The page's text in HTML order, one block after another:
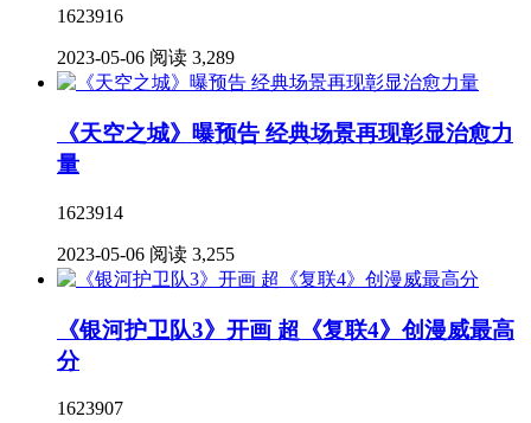
1623916
2023-05-06 阅读 3,289
《天空之城》曝预告 经典场景再现彰显治愈力
量
1623914
2023-05-06 阅读 3,255
《银河护卫队3》开画 超《复联4》创漫威最高
分
1623907